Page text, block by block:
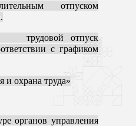
отпуском
трудовой отпуск
с графиком
и охрана труда»
управления